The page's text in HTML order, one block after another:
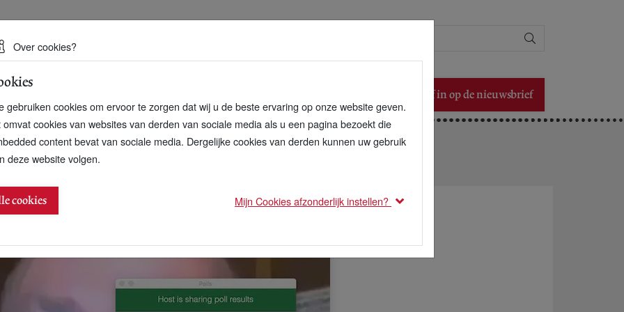
duurzame toekomst
Schrijf in op de nieuwsbrief
zegt 98 procent
Over cookies?
gebruiken cookies om ervoor te zorgen dat wij u de beste ervaring op onze website geven.
omvat cookies van websites van derden van sociale media als u een pagina bezoekt die
content bevat van sociale media. Dergelijke cookies van derden kunnen uw gebruik
deze website volgen.
cookies Mijn Cookies afzonderlijk instellen?